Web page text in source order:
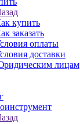
купить
заказать
оплаты
доставки
лицам